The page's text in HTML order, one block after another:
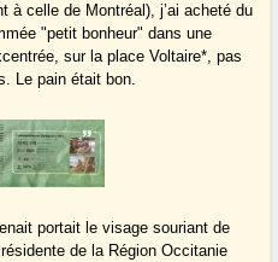
à celle de Montréal), j’ai acheté du
"petit bonheur" dans une
sur la place Voltaire*, pas
Le pain était bon.
portait le visage souriant de
de la Région Occitanie